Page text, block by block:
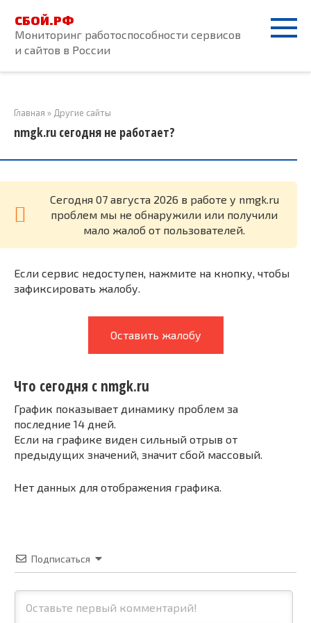
контенту
СБОЙ.РФ
Мониторинг работоспособности сервисов
и сайтов в России
Главная » Другие сайты
nmgk.ru сегодня не работает?
Cегодня 07 августа 2026 в работе у nmgk.ru
проблем мы не обнаружили или получили
мало жалоб от пользователей.
Если сервис недоступен, нажмите на кнопку, чтобы
зафиксировать жалобу.
Оставить жалобу
Что сегодня с nmgk.ru
График показывает динамику проблем за
последние 14 дней.
Если на графике виден сильный отрыв от
предыдущих значений, значит сбой массовый.
Нет данных для отображения графика.
Подписаться